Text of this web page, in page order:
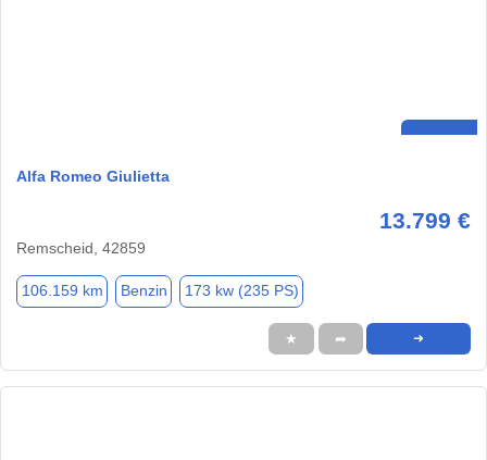
Alfa Romeo Giulietta
13.799 €
Remscheid, 42859
106.159 km Benzin 173 kw (235 PS)
★ ➦ ➜